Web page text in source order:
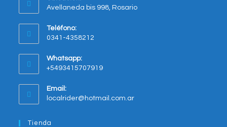
Avellaneda bis 998, Rosario
in
new
tab
Teléfono:
0341-4358212
Whatsapp:
+5493415707919
in
Email:
localrider@hotmail.com.arOpens
Tienda